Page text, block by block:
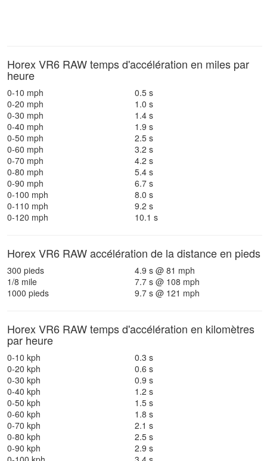
Horex VR6 RAW temps d'accélération en miles par
heure
0-10 mph
0.5 s
0-20 mph
1.0 s
0-30 mph
1.4 s
0-40 mph
1.9 s
0-50 mph
2.5 s
0-60 mph
3.2 s
0-70 mph
4.2 s
0-80 mph
5.4 s
0-90 mph
6.7 s
0-100 mph
8.0 s
0-110 mph
9.2 s
0-120 mph
10.1 s
Horex VR6 RAW accélération de la distance en pieds
300 pieds
4.9 s @ 81 mph
1/8 mile
7.7 s @ 108 mph
1000 pieds
9.7 s @ 121 mph
Horex VR6 RAW temps d'accélération en kilomètres
par heure
0-10 kph
0.3 s
0-20 kph
0.6 s
0-30 kph
0.9 s
0-40 kph
1.2 s
0-50 kph
1.5 s
0-60 kph
1.8 s
0-70 kph
2.1 s
0-80 kph
2.5 s
0-90 kph
2.9 s